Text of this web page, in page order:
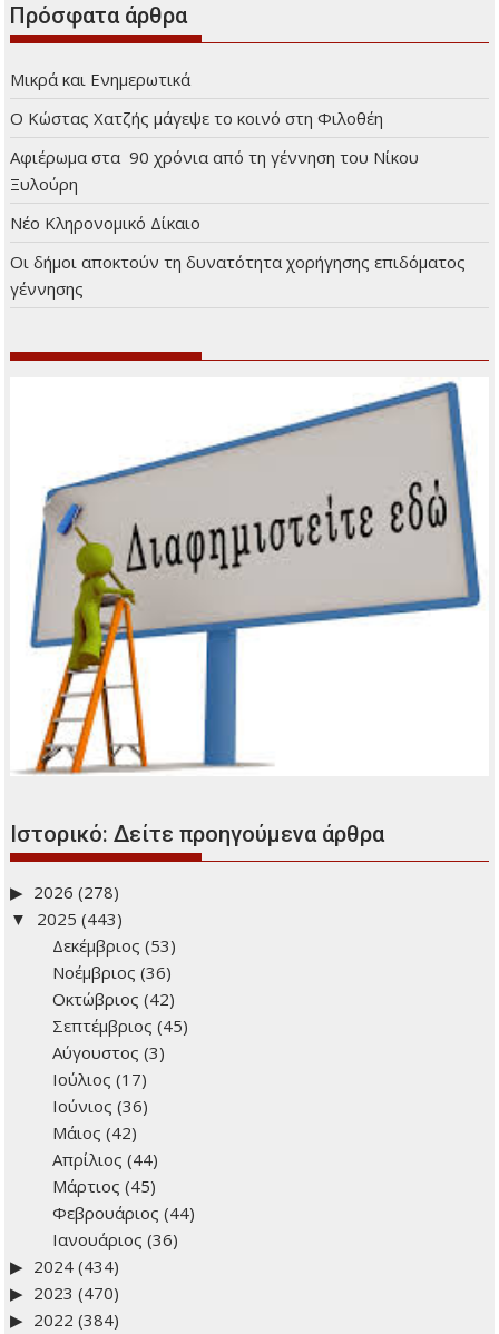
Πρόσφατα άρθρα
Μικρά και Ενημερωτικά
Ο Κώστας Χατζής μάγεψε το κοινό στη Φιλοθέη
Αφιέρωμα στα 90 χρόνια από τη γέννηση του Νίκου
Ξυλούρη
Νέο Κληρονομικό Δίκαιο
Οι δήμοι αποκτούν τη δυνατότητα χορήγησης επιδόματος
γέννησης
Ιστορικό: Δείτε προηγούμενα άρθρα
2026 (278)
2025 (443)
Δεκέμβριος (53)
Νοέμβριος (36)
Οκτώβριος (42)
Σεπτέμβριος (45)
Αύγουστος (3)
Ιούλιος (17)
Ιούνιος (36)
Μάιος (42)
Απρίλιος (44)
Μάρτιος (45)
Φεβρουάριος (44)
Ιανουάριος (36)
2024 (434)
2023 (470)
2022 (384)